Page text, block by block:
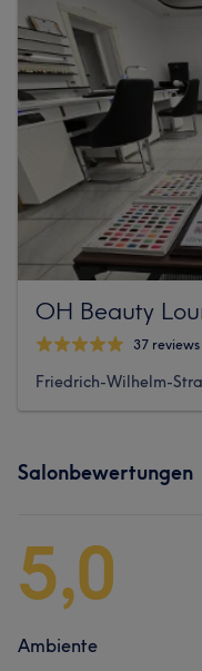
OH Beauty
37 reviews
Friedrich-Wilhelm-
Salonbewertungen
5,0
Ambiente